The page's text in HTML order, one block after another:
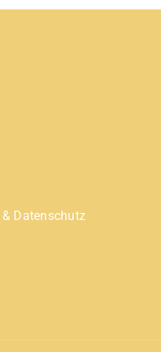
Datenschutz